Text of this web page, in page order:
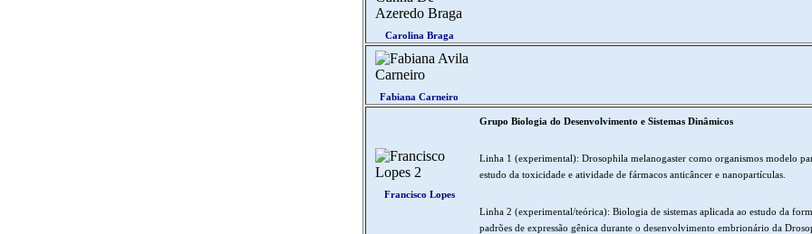
Carolina Braga
Fabiana Carneiro
Francisco Lopes
Grupo Biologia do Desenvolvimento e Sistemas Dinâmicos
Linha 1 (experimental): Drosophila melanogaster como organismos modelo
estudo da toxicidade e atividade de fármacos anticâncer e nanopartículas.
Linha 2 (experimental/teórica): Biologia de sistemas aplicada ao estudo da
padrões de expressão gênica durante o desenvolvimento embrionário da